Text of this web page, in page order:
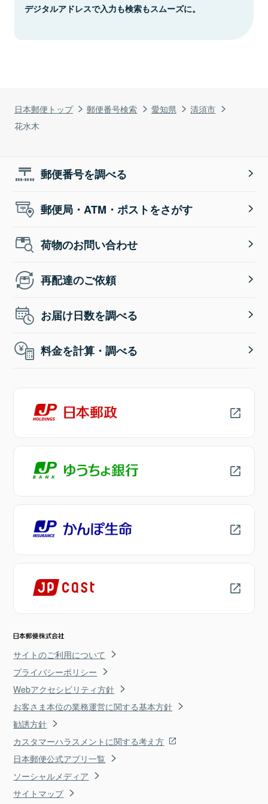
日本郵便トップ 郵便番号検索 愛知県
清須市
花水木
デジタルアドレスで入力も検索もスムーズに。
郵便番号を調べる
郵便局・ATM・ポストをさがす
荷物のお問い合わせ
再配達のご依頼
お届け日数を調べる
料金を計算・調べる
サイトのご利用について
プライバシーポリシー
Webアクセシビリティ方針
お客さま本位の業務運営に関する基本方針
勧誘方針
カスタマーハラスメントに関する考え方
日本郵便公式アプリ一覧
ソーシャルメディア
サイトマップ